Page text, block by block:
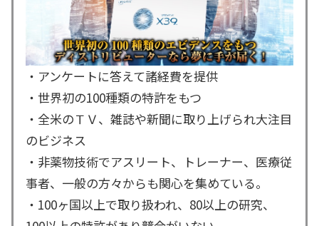
・アンケートに答えて諸経費を提供
・世界初の100種類の特許をもつ
・全米のＴＶ、雑誌や新聞に取り上げられ大注目
のビジネス
・非薬物技術でアスリート、トレーナー、医療従
事者、一般の方々からも関心を集めている。
・100ヶ国以上で取り扱われ、80以上の研究、